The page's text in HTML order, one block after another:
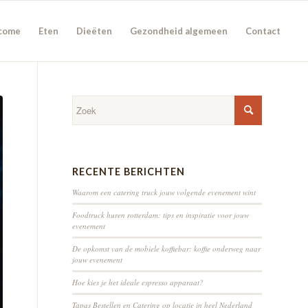
Eten Dieëten Gezondheid algemeen Contact
RECENTE BERICHTEN
Waarom een catering truck jouw volgende evenement wint
Foodtruck huren rotterdam: tips en inspiratie voor jouw
evenement
De opkomst van de mobiele koffiebar: koffie onderweg naar
jouw evenement
Hoe kies je het ideale espresso apparaat?
Tapas Bestellen en Catering op locatie in heel Nederland